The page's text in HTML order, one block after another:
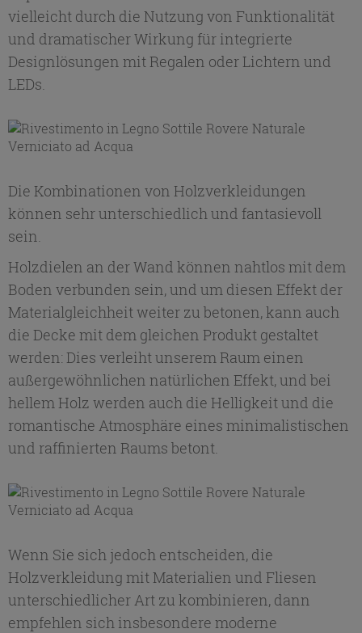
vielleicht durch die Nutzung von Funktionalität
und dramatischer Wirkung für integrierte
Designlösungen mit Regalen oder Lichtern und
LEDs.
Die Kombinationen von Holzverkleidungen
können sehr unterschiedlich und fantasievoll
sein.
Holzdielen an der Wand können nahtlos mit dem
Boden verbunden sein, und um diesen Effekt der
Materialgleichheit weiter zu betonen, kann auch
die Decke mit dem gleichen Produkt gestaltet
werden: Dies verleiht unserem Raum einen
außergewöhnlichen natürlichen Effekt, und bei
hellem Holz werden auch die Helligkeit und die
romantische Atmosphäre eines minimalistischen
und raffinierten Raums betont.
Wenn Sie sich jedoch entscheiden, die
Holzverkleidung mit Materialien und Fliesen
unterschiedlicher Art zu kombinieren, dann
empfehlen sich insbesondere moderne